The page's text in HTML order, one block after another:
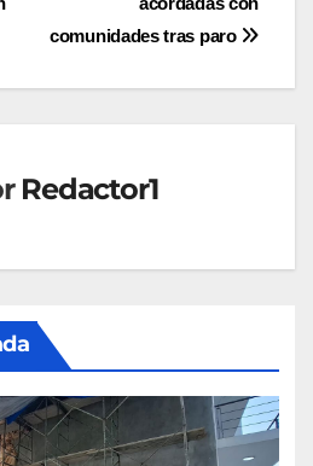
comunidades tras paro
Redactor1